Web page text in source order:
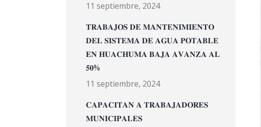
11 septiembre, 2024
𝐓𝐑𝐀𝐁𝐀𝐉𝐎𝐒 𝐃𝐄 𝐌𝐀𝐍𝐓𝐄𝐍𝐈𝐌𝐈𝐄𝐍𝐓𝐎
𝐃𝐄𝐋 𝐒𝐈𝐒𝐓𝐄𝐌𝐀 𝐃𝐄 𝐀𝐆𝐔𝐀 𝐏𝐎𝐓𝐀𝐁𝐋𝐄
𝐄𝐍 𝐇𝐔𝐀𝐂𝐇𝐔𝐌𝐀 𝐁𝐀𝐉𝐀 𝐀𝐕𝐀𝐍𝐙𝐀 𝐀𝐋
𝟓𝟎%
11 septiembre, 2024
𝐂𝐀𝐏𝐀𝐂𝐈𝐓𝐀𝐍 𝐀 𝐓𝐑𝐀𝐁𝐀𝐉𝐀𝐃𝐎𝐑𝐄𝐒
𝐌𝐔𝐍𝐈𝐂𝐈𝐏𝐀𝐋𝐄𝐒